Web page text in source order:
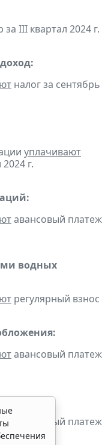
за III квартал 2024 г.
налог за сентябрь
уплачивают
г.
авансовый платеж
водных
регулярный взнос
авансовый платеж
авансовый платеж